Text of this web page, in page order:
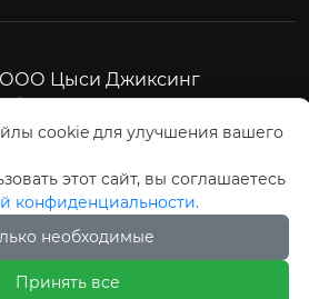
Цыси Джиксинг
cookie для улучшения вашего
этот сайт, вы соглашаетесь
конфиденциальности.
необходимые
Принять все